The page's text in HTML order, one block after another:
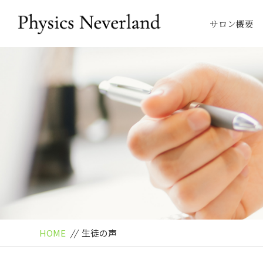
サロン概要
HOME // 生徒の声